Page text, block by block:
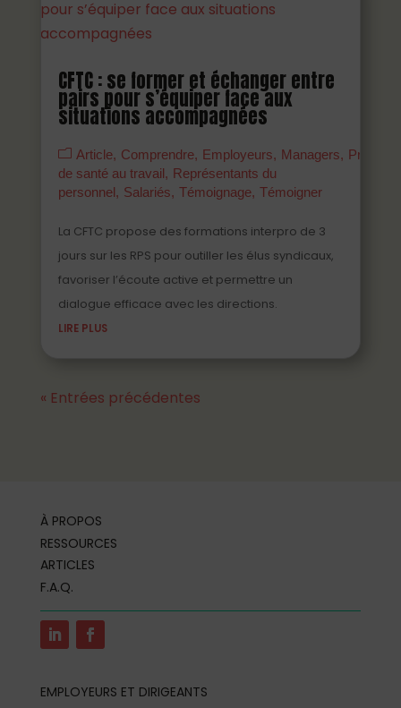
CFTC : se former et échanger entre
pairs pour s’équiper face aux
situations accompagnées
Article Comprendre Employeurs Managers
Prévenir
de santé au travail
Représentants du
personnel
Salariés Témoignage Témoigner
La CFTC propose des formations interpro de 3
jours sur les RPS pour outiller les élus syndicaux,
favoriser l’écoute active et permettre un
dialogue efficace avec les directions.
LIRE PLUS
« Entrées précédentes
À PROPOS
RESSOURCES
ARTICLES
F.A.Q.
EMPLOYEURS ET DIRIGEANTS